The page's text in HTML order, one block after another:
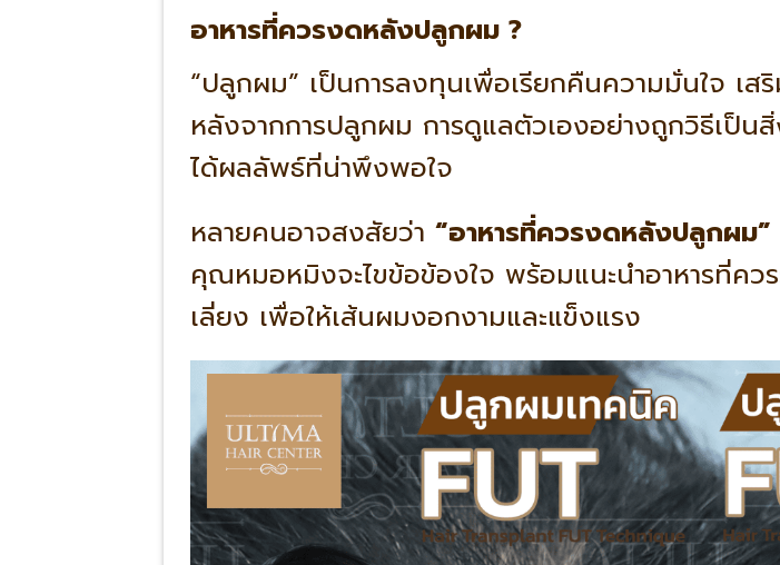
อาหารที่ควรงดหลังปลูกผม ?
“ปลูกผม” เป็นการลงทุนเพื่อเรียกคืนความมั่นใจ เ
หลังจากการปลูกผม การดูแลตัวเองอย่างถูกวิธีเป็น
ได้ผลลัพธ์ที่น่าพึงพอใจ
หลายคนอาจสงสัยว่า “อาหารที่ควรงดหลังปลูกผม”
คุณหมอหมิงจะไขข้อข้องใจ พร้อมแนะนำอาหารที่คว
เลี่ยง เพื่อให้เส้นผมงอกงามและแข็งแรง